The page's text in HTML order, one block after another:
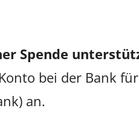
Spende
bei der Bank für
an.